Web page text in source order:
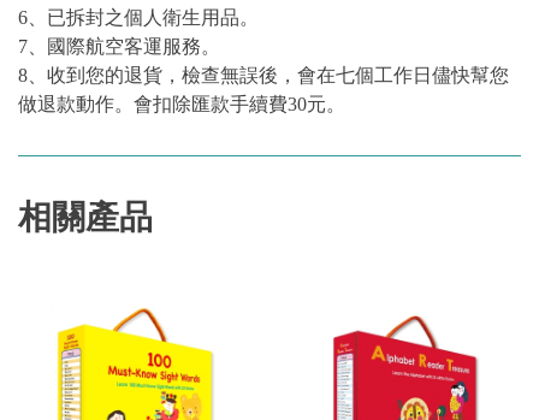
6、已拆封之個人衛生用品。
7、國際航空客運服務。
8、收到您的退貨，檢查無誤後，會在七個工作日儘快幫您
做退款動作。會扣除匯款手續費30元。
相關產品